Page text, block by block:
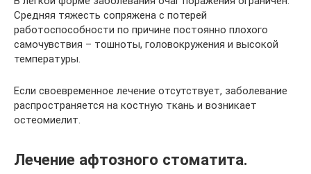
Средняя тяжесть сопряжена с потерей
работоспособности по причине постоянно плохого
самочувствия – тошноты, головокружения и высокой
температуры.
Если своевременное лечение отсутствует, заболевание
распространяется на костную ткань и возникает
остеомиелит.
Лечение афтозного стоматита.